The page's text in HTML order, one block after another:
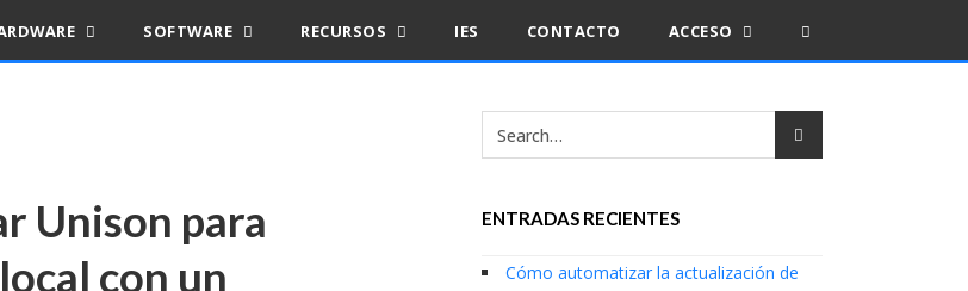
SOFTWARE RECURSOS IES CONTACTO ACCESO
Unison para
con un
ENTRADAS RECIENTES
Cómo automatizar la actualización de